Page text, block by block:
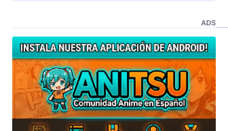
ADS